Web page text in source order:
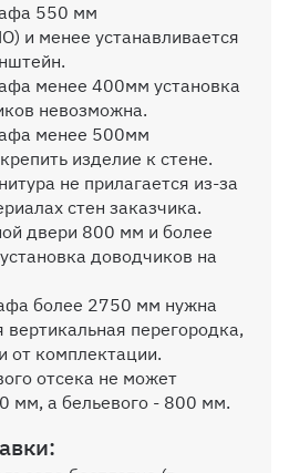
кромки
элемент
как на
Фото 1
550 мм
и менее устанавливается
менее 400мм установка
невозможна.
менее 500мм
изделие к стене.
не прилагается из-за
стен заказчика.
двери 800 мм и более
доводчиков на
более 2750 мм нужна
вертикальная перегородка,
от комплектации.
отсека не может
мм, а бельевого - 800 мм.